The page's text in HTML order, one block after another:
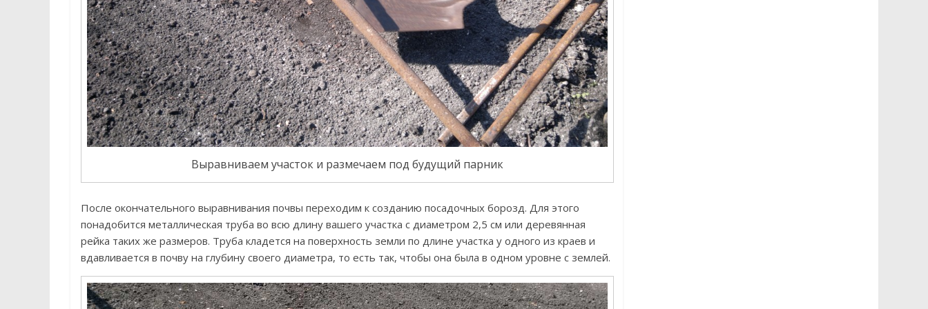
Выравниваем участок и размечаем под будущий парник
После окончательного выравнивания почвы переходим к созданию посадочных борозд. Для этого
понадобится металлическая труба во всю длину вашего участка с диаметром 2,5 см или деревянная
рейка таких же размеров. Труба кладется на поверхность земли по длине участка у одного из краев и
вдавливается в почву на глубину своего диаметра, то есть так, чтобы она была в одном уровне с землей.